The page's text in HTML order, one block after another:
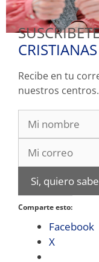
CRISTIANAS
Recibe en tu
nuestros centros.
Si, quiero
Comparte esto:
Facebook
X